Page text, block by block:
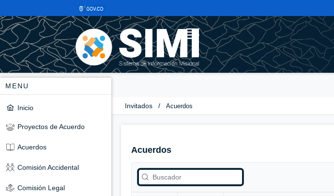
MENU
Inicio
Proyectos de Acuerdo
Acuerdos
Comisión Accidental
Comisión Legal
Invitados / Acuerdos
Acuerdos